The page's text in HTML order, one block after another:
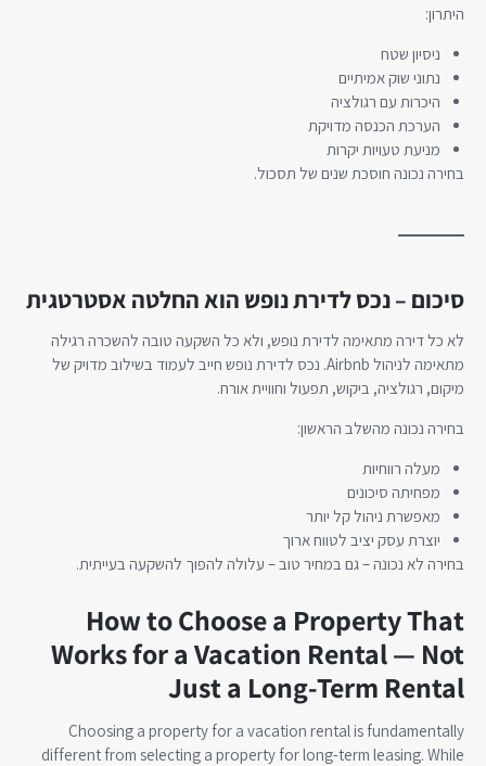
היתרון:
ניסיון שטח
נתוני שוק אמיתיים
היכרות עם רגולציה
הערכת הכנסה מדויקת
מניעת טעויות יקרות
בחירה נכונה חוסכת שנים של תסכול.
סיכום – נכס לדירת נופש הוא החלטה אסטרטגית
לא כל דירה מתאימה לדירת נופש, ולא כל השקעה טובה להשכרה רגילה
מתאימה לניהול Airbnb. נכס לדירת נופש חייב לעמוד בשילוב מדויק של
מיקום, רגולציה, ביקוש, תפעול וחוויית אורח.
בחירה נכונה מהשלב הראשון:
מעלה רווחיות
מפחיתה סיכונים
מאפשרת ניהול קל יותר
יוצרת עסק יציב לטווח ארוך
בחירה לא נכונה – גם במחיר טוב – עלולה להפוך להשקעה בעייתית.
How to Choose a Property That
Works for a Vacation Rental — Not
Just a Long-Term Rental
Choosing a property for a vacation rental is fundamentally
different from selecting a property for long-term leasing. While